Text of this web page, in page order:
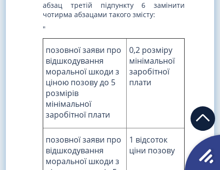
абзац третій підпункту 6 замінити
чотирма абзацами такого змісту:
"
позовної заяви про
відшкодування
моральної шкоди з
ціною позову до 5
розмірів
мінімальної
заробітної плати
0,2 розміру
мінімальної
заробітної
плати
позовної заяви про
відшкодування
моральної шкоди з
1 відсоток
ціни позову